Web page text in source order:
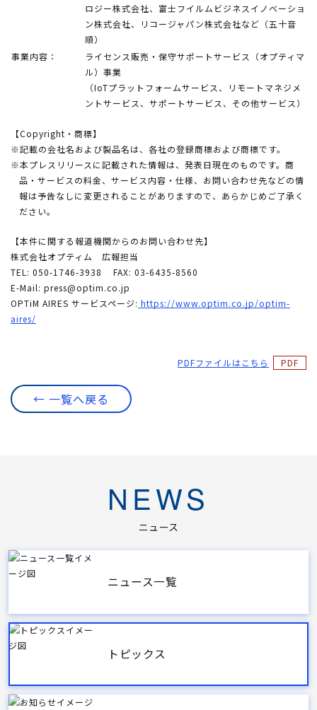
ロジー株式会社、富士フイルムビジネスイノベーショ
ン株式会社、リコージャパン株式会社など（五十音
順）
事業内容：
ライセンス販売・保守サポートサービス（オプティマ
ル）事業
（IoTプラットフォームサービス、リモートマネジメ
ントサービス、サポートサービス、その他サービス）
【Copyright・商標】
※記載の会社名および製品名は、各社の登録商標および商標です。
※本プレスリリースに記載された情報は、発表日現在のものです。商
品・サービスの料金、サービス内容・仕様、お問い合わせ先などの情
報は予告なしに変更されることがありますので、あらかじめご了承く
ださい。
【本件に関する報道機関からのお問い合わせ先】
株式会社オプティム 広報担当
TEL: 050-1746-3938
FAX: 03-6435-8560
E-Mail: press@optim.co.jp
OPTiM AIRES サービスページ: https://www.optim.co.jp/optim-
aires/
PDFファイルはこちら
← 一覧へ戻る
NEWS
ニュース
ニュース一覧
トピックス